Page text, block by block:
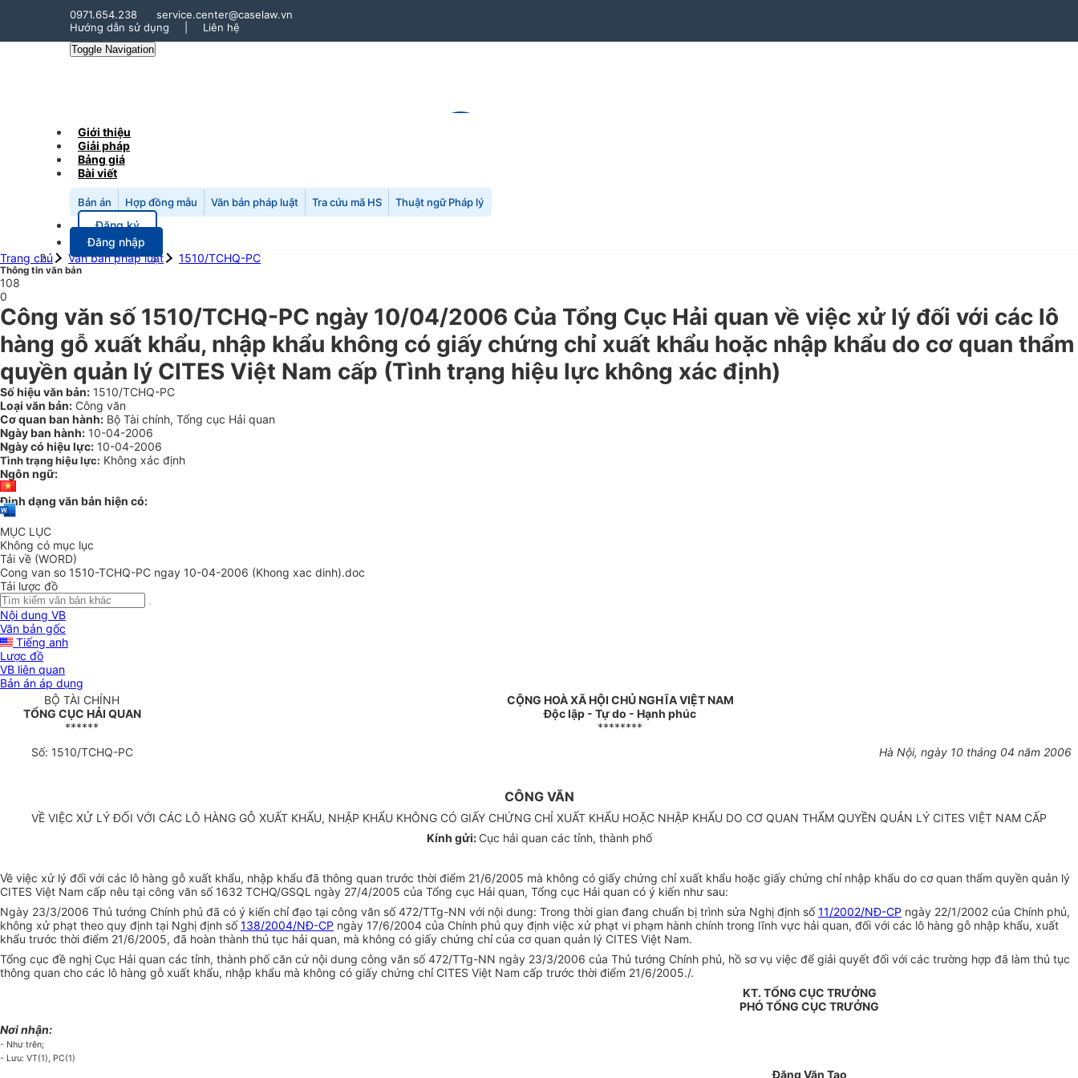
0971.654.238
service.center@caselaw.vn
Hướng dẫn sử dụng
Liên hệ
Toggle Navigation
Giới thiệu
Giải pháp
Bảng giá
Bài viết
Bản án Hợp đồng mẫu Văn bản pháp luật Tra cứu mã HS Thuật ngữ Pháp lý
Đăng ký
Đăng nhập
Trang chủ
Văn bản pháp luật 1510/TCHQ-PC
Thông tin văn bản
108
0
Công văn số 1510/TCHQ-PC ngày 10/04/2006 Của Tổng Cục Hải quan về việc xử lý đối với các lô
hàng gỗ xuất khẩu, nhập khẩu không có giấy chứng chỉ xuất khẩu hoặc nhập khẩu do cơ quan thẩm
quyền quản lý CITES Việt Nam cấp (Tình trạng hiệu lực không xác định)
Số hiệu văn bản: 1510/TCHQ-PC
Loại văn bản: Công văn
Cơ quan ban hành: Bộ Tài chính, Tổng cục Hải quan
Ngày ban hành: 10-04-2006
Ngày có hiệu lực: 10-04-2006
Tình trạng hiệu lực: Không xác định
Ngôn ngữ:
Định dạng văn bản hiện có:
MỤC LỤC
Không có mục lục
Tải về (WORD)
Cong van so 1510-TCHQ-PC ngay 10-04-2006 (Khong xac dinh).doc
Tải lược đồ
Nội dung VB
Văn bản gốc
Tiếng anh
Lược đồ
VB liên quan
Bản án áp dụng
BỘ TÀI CHÍNH
TỔNG CỤC HẢI QUAN
******
CỘNG HOÀ XÃ HỘI CHỦ NGHĨA VIỆT NAM
Độc lập - Tự do - Hạnh phúc
********
Số: 1510/TCHQ-PC
Hà Nội, ngày 10 tháng 04 năm 2006
CÔNG VĂN
VỀ VIỆC XỬ LÝ ĐỐI VỚI CÁC LÔ HÀNG GỖ XUẤT KHẨU, NHẬP KHẨU KHÔNG CÓ GIẤY CHỨNG CHỈ XUẤT KHẨU HOẶC NHẬP KHẨU DO CƠ QUAN THẨM QUYỀN QUẢN LÝ CITES VIỆT NAM CẤP
Kính gửi: Cục hải quan các tỉnh, thành phố
Về việc xử lý đối với các lô hàng gỗ xuất khẩu, nhập khẩu đã thông quan trước thời điểm 21/6/2005 mà không có giấy chứng chỉ xuất khẩu hoặc giấy chứng chỉ nhập khẩu do cơ quan thẩm quyền quản lý
CITES Việt Nam cấp nêu tại công văn số 1632 TCHQ/GSQL ngày 27/4/2005 của Tổng cục Hải quan, Tổng cục Hải quan có ý kiến như sau:
Ngày 23/3/2006 Thủ tướng Chính phủ đã có ý kiến chỉ đạo tại công văn số 472/TTg-NN với nội dung: Trong thời gian đang chuẩn bị trình sửa Nghị định số11/2002/NĐ-CP ngày 22/1/2002 của Chính phủ,
không xử phạt theo quy định tại Nghị định số138/2004/NĐ-CP ngày 17/6/2004 của Chính phủ quy định việc xử phạt vi phạm hành chính trong lĩnh vực hải quan, đối với các lô hàng gỗ nhập khẩu, xuất
khẩu trước thời điểm 21/6/2005, đã hoàn thành thủ tục hải quan, mà không có giấy chứng chỉ của cơ quan quản lý CITES Việt Nam.
Tổng cục đề nghị Cục Hải quan các tỉnh, thành phố căn cứ nội dung công văn số 472/TTg-NN ngày 23/3/2006 của Thủ tướng Chính phủ, hồ sơ vụ việc để giải quyết đối với các trường hợp đã làm thủ tục
thông quan cho các lô hàng gỗ xuất khẩu, nhập khẩu mà không có giấy chứng chỉ CITES Việt Nam cấp trước thời điểm 21/6/2005./.
Nơi nhận:
- Như trên;
- Lưu: VT(1), PC(1)
KT. TỔNG CỤC TRƯỞNG
PHÓ TỔNG CỤC TRƯỞNG
Đặng Văn Tạo